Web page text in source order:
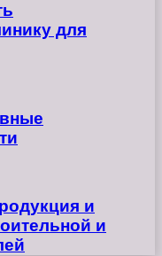
для
и
и